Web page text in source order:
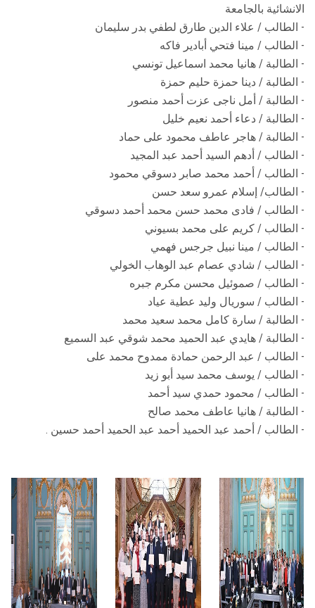
الانشائية بالجامعة
- الطالب / علاء الدين طارق لطفي بدر سليمان
- الطالب / مينا فتحي أبادير فاكه
- الطالبة / هانيا محمد اسماعيل تونسي
- الطالبة / دينا حمزة حليم حمزة
- الطالبة / أمل ناجى عزت أحمد منصور
- الطالبة / دعاء أحمد نعيم خليل
- الطالبة / هاجر عاطف محمود على حماد
- الطالب / أدهم السيد أحمد عبد المجيد
- الطالب / أحمد محمد صابر دسوقي محمود
- الطالب/ إسلام عمرو سعد حسن
- الطالب / فادى محمد حسن محمد أحمد دسوقي
- الطالب / كريم على محمد بسيوني
- الطالب / مينا نبيل جرجس فهمي
- الطالب / شادي عصام عبد الوهاب الخولي
- الطالب / صموئيل محسن مكرم جبره
- الطالب / سوريال وليد عطية عياد
- الطالبة / سارة كامل محمد سعيد محمد
- الطالبة / هايدي عبد الحميد محمد شوقي عبد السميع
- الطالب / عبد الرحمن حمادة ممدوح محمد على
- الطالب / يوسف محمد سيد أبو زيد
- الطالب / محمود حمدي سيد أحمد
- الطالبة / هانيا عاطف محمد صالح
- الطالب / أحمد عبد الحميد أحمد عبد الحميد أحمد حسين .